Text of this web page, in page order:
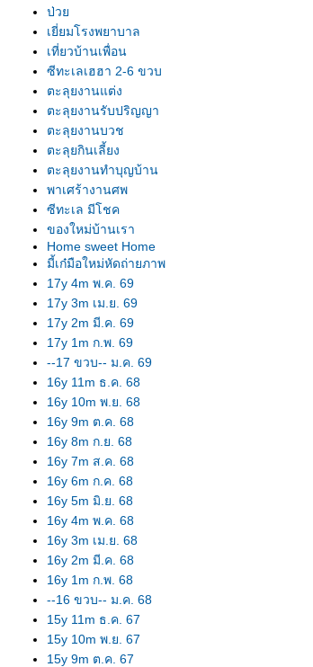
ป่ว
เยี่ยมโรงพยาบาล
เที่ยวบ้านเพื่อน
ซีทะเลเฮฮา 2-6 ขวบ
ตะลุยงานแต่ง
ตะลุยงานรับปริญญา
ตะลุยงานบวช
ตะลุยกินเลี้ยง
ตะลุยงานทำบุญบ้าน
พาเศร้างานศพ
ซีทะเล มีโชค
ของใหม่บ้านเรา
Home sweet Home
มี้เก๋มือใหม่หัดถ่ายภาพ
17y 4m พ.ค. 69
17y 3m เม.ย. 69
17y 2m มี.ค. 69
17y 1m ก.พ. 69
--17 ขวบ-- ม.ค. 69
16y 11m ธ.ค. 68
16y 10m พ.ย. 68
16y 9m ต.ค. 68
16y 8m ก.ย. 68
16y 7m ส.ค. 68
16y 6m ก.ค. 68
16y 5m มิ.ย. 68
16y 4m พ.ค. 68
16y 3m เม.ย. 68
16y 2m มี.ค. 68
16y 1m ก.พ. 68
--16 ขวบ-- ม.ค. 68
15y 11m ธ.ค. 67
15y 10m พ.ย. 67
15y 9m ต.ค. 67